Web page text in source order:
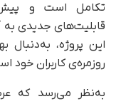
تکامل است و
قابلیت‌های جدیدی به
این پروژه، به‌دنبال
روزمره‌ی ‌کاربران خود
به‌نظر می‌رسد که